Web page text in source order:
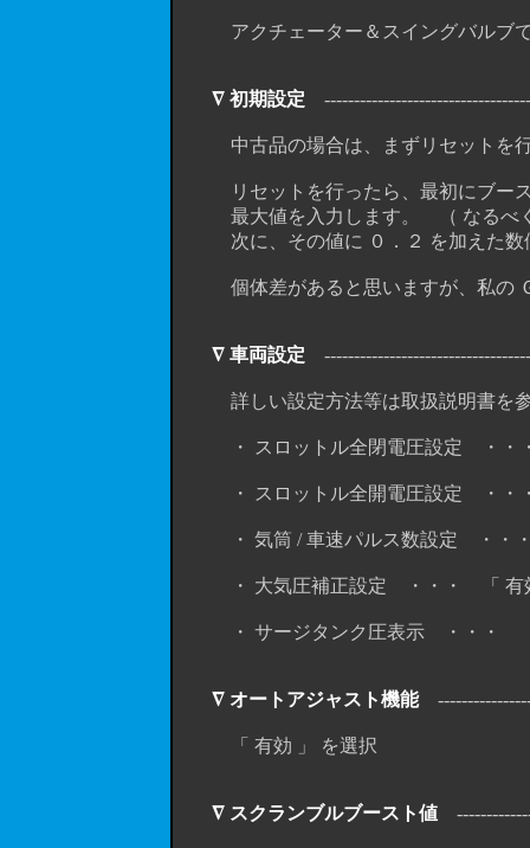
アクチェーター＆スイングバルブで
∇ 初期設定
中古品の場合は、まずリセットを行
リセットを行ったら、最初にブース
最大値を入力します。 （ なるべく
次に、その値に ０．２ を加えた数
個体差があると思いますが、私の Ｇ
∇ 車両設定
詳しい設定方法等は取扱説明書を参
・ スロットル全閉電圧設定 ・・・
・ スロットル全開電圧設定 ・・・
・ 気筒 / 車速パルス数設定 ・・・
・ 大気圧補正設定 ・・・ 「 有
・ サージタンク圧表示 ・・・ 「
∇ オートアジャスト機能
「 有効 」 を選択
∇ スクランブルブースト値